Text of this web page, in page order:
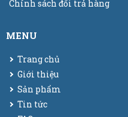
Chính sách đổi trả hàng
MENU
Trang chủ
Giới thiệu
Sản phẩm
Tin tức